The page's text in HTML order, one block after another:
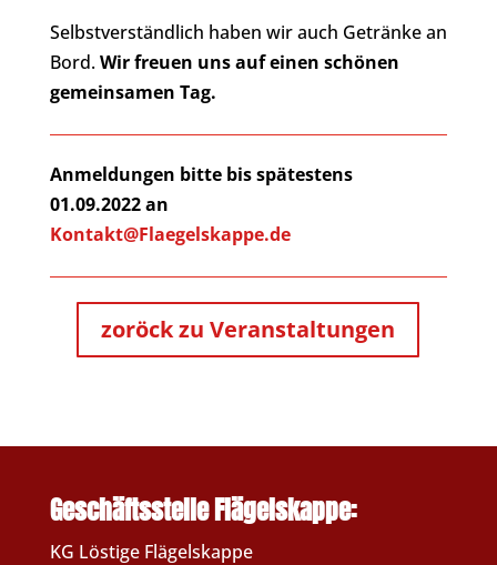
Selbstverständlich haben wir auch Getränke an
Bord.Wir freuen uns auf einen schönen
gemeinsamen Tag.
Anmeldungen bitte bis spätestens
01.09.2022 an
Kontakt@Flaegelskappe.de
zoröck zu Veranstaltungen
Geschäftsstelle Flägelskappe:
KG Löstige Flägelskappe